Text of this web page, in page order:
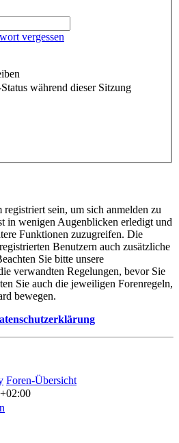
vergessen
während dieser Sitzung
registriert sein, um sich anmelden zu
in wenigen Augenblicken erledigt und
Funktionen zuzugreifen. Die
Benutzern auch zusätzliche
Sie bitte unsere
verwandten Regelungen, bevor Sie
Sie auch die jeweiligen Forenregeln,
bewegen.
Foren-Übersicht